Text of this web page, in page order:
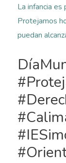
La infancia es
Protejamos
puedan